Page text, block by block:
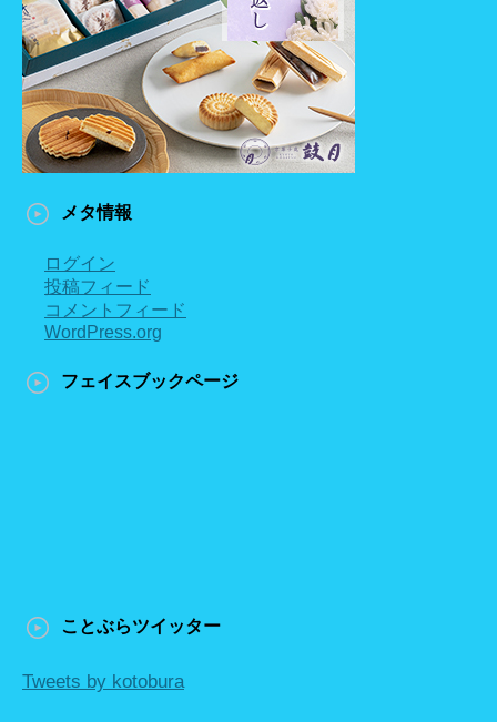
メタ情報
ログイン
投稿フィード
コメントフィード
WordPress.org
フェイスブックページ
ことぶらツイッター
Tweets by kotobura